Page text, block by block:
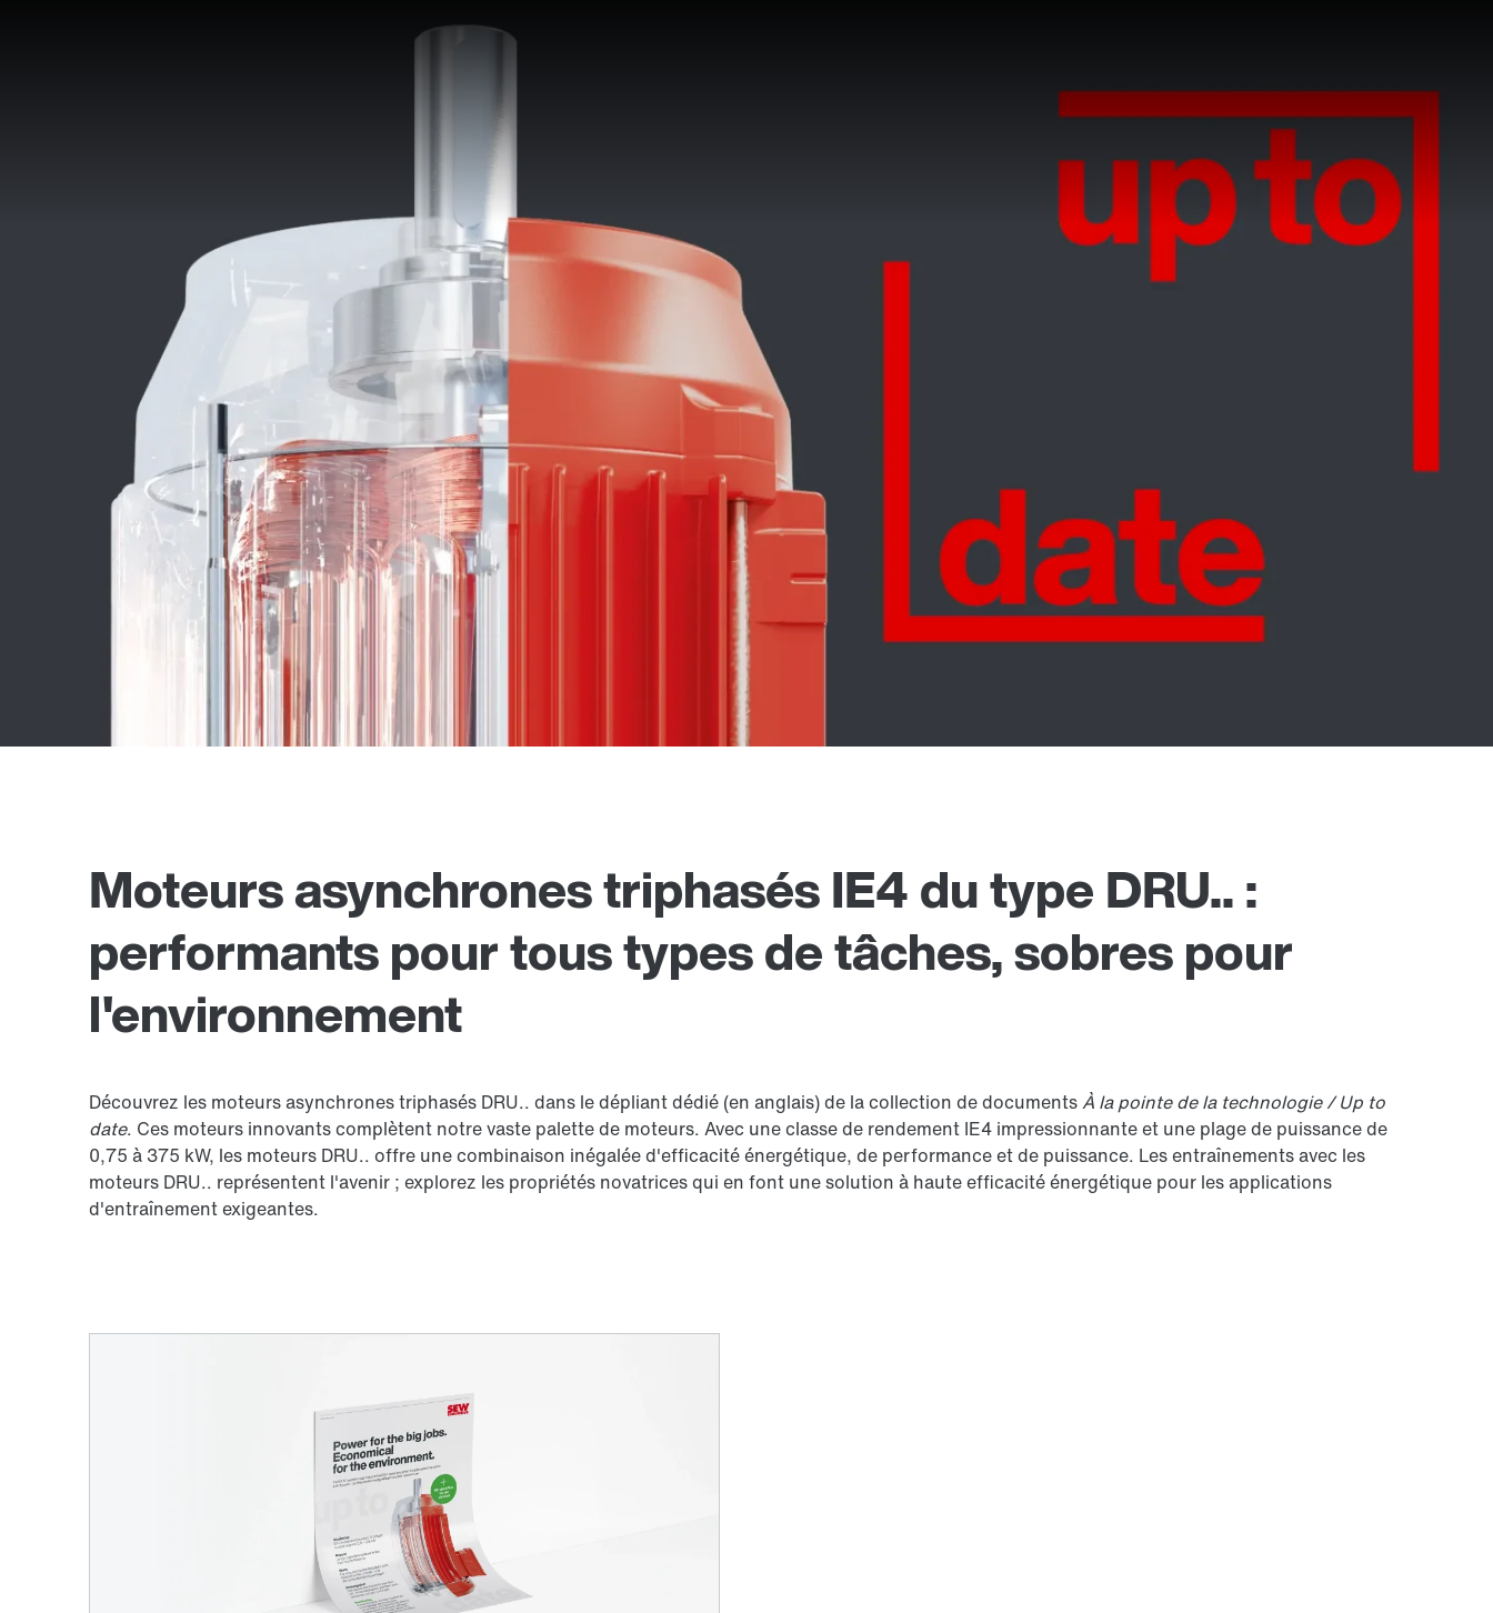
Moteurs asynchrones triphasés IE4 du type DRU.. :
performants pour tous types de tâches, sobres pour
l'environnement
Découvrez les moteurs asynchrones triphasés DRU.. dans le dépliant dédié (en anglais) de la collection de documentsÀ la pointe de la technologie / Up to
date. Ces moteurs innovants complètent notre vaste palette de moteurs. Avec une classe de rendement IE4 impressionnante et une plage de puissance de
0,75 à 375 kW, les moteurs DRU.. offre une combinaison inégalée d'efficacité énergétique, de performance et de puissance. Les entraînements avec les
moteurs DRU.. représentent l'avenir ; explorez les propriétés novatrices qui en font une solution à haute efficacité énergétique pour les applications
d'entraînement exigeantes.